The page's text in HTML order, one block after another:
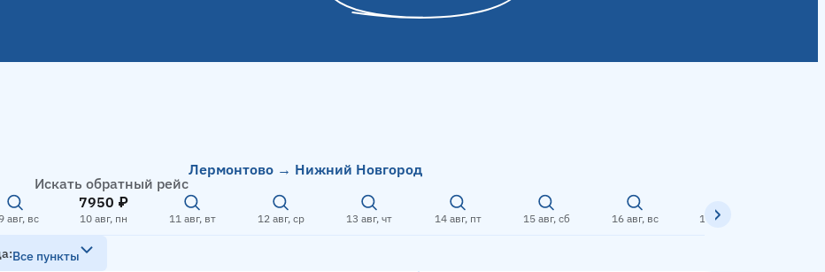
Искать обратный рейс
Лермонтово → Нижний Новгород
авг, вс
7950 ₽
10 авг, пн 11 авг, вт 12 авг, ср 13 авг, чт 14 авг, пт 15 авг, сб 16 авг, вс 17 авг, пн
Все пункты